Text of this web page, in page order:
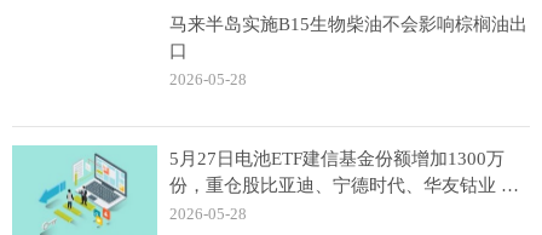
马来半岛实施B15生物柴油不会影响棕榈油出
口
2026-05-28
5月27日电池ETF建信基金份额增加1300万
份，重仓股比亚迪、宁德时代、华友钴业 观
察
2026-05-28